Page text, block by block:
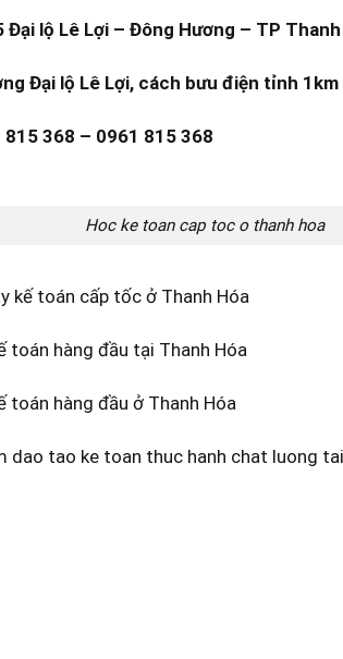
Đại lộ Lê Lợi – Đông Hương – TP Thanh
Đại lộ Lê Lợi, cách bưu điện tỉnh
815 368 – 0961 815 368
Hoc ke toan cap toc o thanh hoa
kế toán cấp tốc ở Thanh Hóa
toán hàng đầu tại Thanh Hóa
toán hàng đầu ở Thanh Hóa
dao tao ke toan thuc hanh chat luong